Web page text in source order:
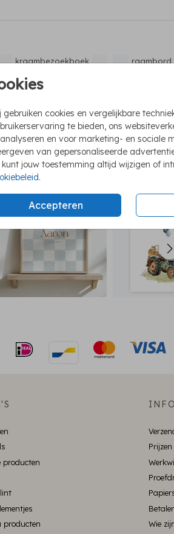
gebruiken cookies en vergelijkbare
te bieden, ons
en voor marketing- en sociale
van gepersonaliseerde
kunt jouw toestemming altijd wijzigen of
.
Accepteren
kraambezoekboek raambord
poster
producten
producten
Prijzen
Wie